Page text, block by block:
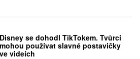
Disney se dohodl TikTokem. Tvůrci
mohou používat slavné postavičky
ve videích